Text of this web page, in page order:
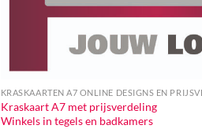
KRASKAARTEN A7 ONLINE DESIGNS EN
Kraskaart A7 met prijsverdeling
Winkels in tegels en badkamers